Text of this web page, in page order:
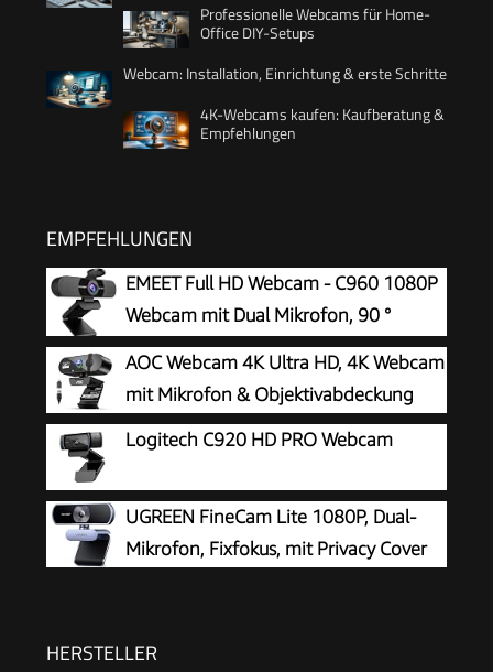
Professionelle Webcams für Home-
Office DIY-Setups
Webcam: Installation, Einrichtung & erste Schritte
4K-Webcams kaufen: Kaufberatung &
Empfehlungen
EMPFEHLUNGEN
EMEET Full HD Webcam - C960 1080P
Webcam mit Dual Mikrofon, 90 °
Streaming Kamera mit Automatische
Lichtkorrektur, Plug & Play, für Linux, Win10, Mac
OS X, YouTube, Skype, zum Konferenz
AOC Webcam 4K Ultra HD, 4K Webcam
mit Mikrofon & Objektivabdeckung
Logitech C920 HD PRO Webcam
UGREEN FineCam Lite 1080P, Dual-
Mikrofon, Fixfokus, mit Privacy Cover
HERSTELLER